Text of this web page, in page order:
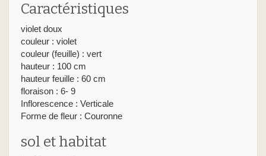
Caractéristiques
violet doux
couleur : violet
couleur (feuille) : vert
hauteur : 100 cm
hauteur feuille : 60 cm
floraison : 6- 9
Inflorescence : Verticale
Forme de fleur : Couronne
sol et habitat